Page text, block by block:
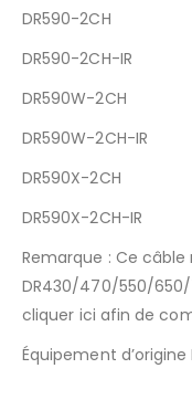
DR590-2CH
DR590-2CH-IR
DR590W-2CH
DR590W-2CH-IR
DR590X-2CH
DR590X-2CH-IR
Remarque : Ce
DR430/470/550/
cliquer ici afin de
Équipement